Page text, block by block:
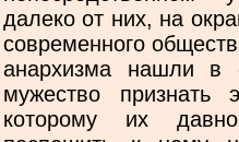
далеко от них, на
современного
анархизма нашли в
мужество
которому их